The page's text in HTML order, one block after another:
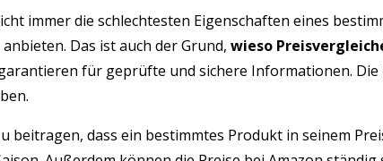
immer die schlechtesten Eigenschaften eines
Das ist auch der Grund, wieso
für geprüfte und sichere Informationen.
beitragen, dass ein bestimmtes Produkt in seinem